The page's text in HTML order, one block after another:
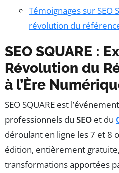
Témoignages sur SEO
révolution du
SEO SQUARE :
Révolution du
à l’Ère
SEO SQUARE est
professionnels du SEO et du
déroulant en ligne les 7 et 8
édition, entièrement
transformations apportées